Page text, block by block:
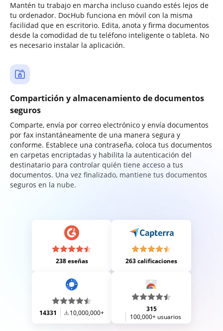
Mantén tu trabajo en marcha incluso cuando estés lejos de
tu ordenador. DocHub funciona en móvil con la misma
facilidad que en escritorio. Edita, anota y firma documentos
desde la comodidad de tu teléfono inteligente o tableta. No
es necesario instalar la aplicación.
Compartición y almacenamiento de documentos
seguros
Comparte, envía por correo electrónico y envía documentos
por fax instantáneamente de una manera segura y
conforme. Establece una contraseña, coloca tus documentos
en carpetas encriptadas y habilita la autenticación del
destinatario para controlar quién tiene acceso a tus
documentos. Una vez finalizado, mantiene tus documentos
seguros en la nube.
238 eseñas 263 calificaciones
14331 10,000,000+
315
100,000+ usuarios